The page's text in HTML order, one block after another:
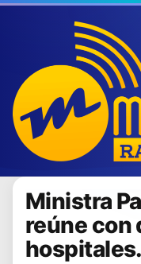
Ministra
reúne con
hospitales.